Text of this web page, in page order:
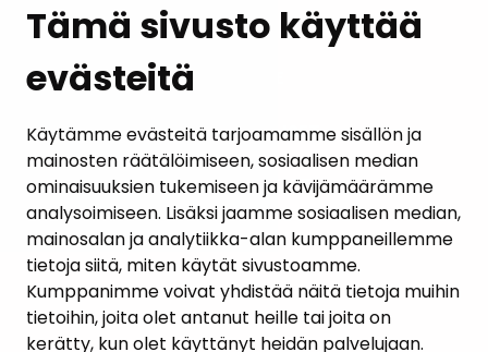
Tämä sivusto käyttää
evästeitä
Käytämme evästeitä tarjoamamme sisällön ja
mainosten räätälöimiseen, sosiaalisen median
ominaisuuksien tukemiseen ja kävijämäärämme
analysoimiseen. Lisäksi jaamme sosiaalisen median,
mainosalan ja analytiikka-alan kumppaneillemme
tietoja siitä, miten käytät sivustoamme.
Kumppanimme voivat yhdistää näitä tietoja muihin
tietoihin, joita olet antanut heille tai joita on
kerätty, kun olet käyttänyt heidän palvelujaan.
AJANKOHTAISET
YHTEYSTIEDOT
KARTTAPALVELU